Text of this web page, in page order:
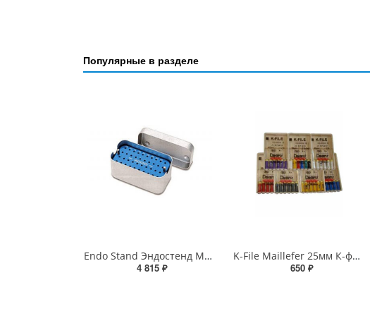
Популярные в разделе
Endo Stand Эндостенд Maillefer
4 815 ₽
K-File Maillefer 25мм К-файлы
650 ₽